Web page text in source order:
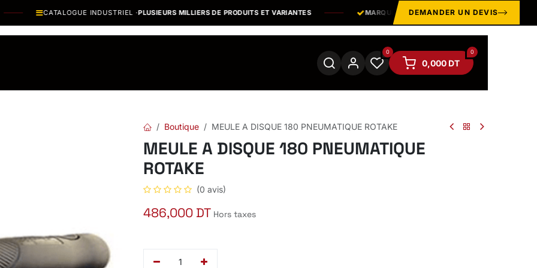
CATALOGUE INDUSTRIEL ·PLUSIEURS MILLIERS DE PRODUITS ET VARIANTES MARQUES & ÉQUIPEMENTSPROFESSIONNELS
DEMANDER UN DEVIS
0 0
0,000DT
Boutique MEULE A DISQUE 180 PNEUMATIQUE ROTAKE
MEULE A DISQUE 180 PNEUMATIQUE
ROTAKE
(0 avis)
486,000 DT Hors taxes